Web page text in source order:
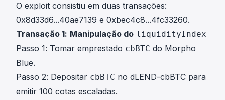
O exploit consistiu em duas transações:
0x8d33d6...40ae7139 e 0xbec4c8...4fc33260.
Transação 1: Manipulação do liquidityIndex
Passo 1: Tomar emprestado cbBTC do Morpho
Blue.
Passo 2: Depositar cbBTC no dLEND-cbBTC para
emitir 100 cotas escaladas.